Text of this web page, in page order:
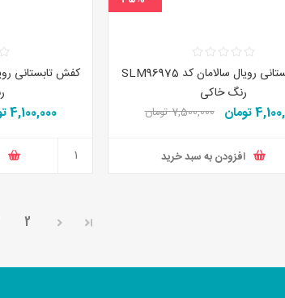
کفش تابستانی رویال سالامان کد SLM96975
رنگ خاکی
تومان 7,500,000 تومان
افزودن به سبد خرید
4,100,000 تومان
2